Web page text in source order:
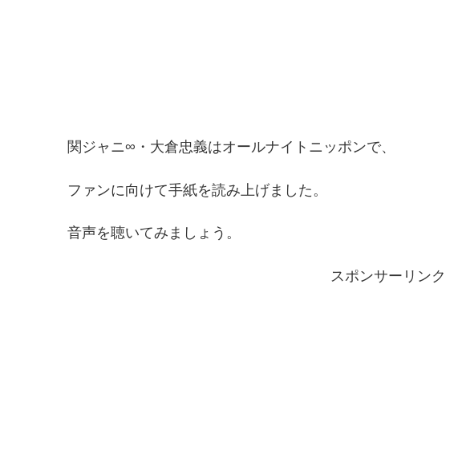
関ジャニ∞・大倉忠義はオールナイトニッポンで、
ファンに向けて手紙を読み上げました。
音声を聴いてみましょう。
スポンサーリンク